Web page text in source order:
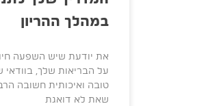
במהלך ההריון
את יודעת שיש השפעה
על הבריאות שלך, בוודאי
טובה ואיכותית חשובה
שאת לא דואגת